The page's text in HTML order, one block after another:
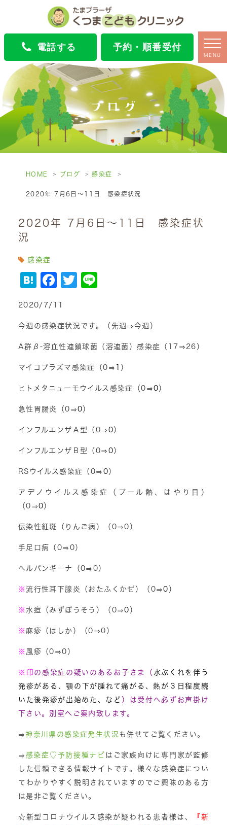
電話する 予約・順番受付
MENU
ブログ
HOME ブログ 感染症
2020年 7月6日～11日 感染症状況
2020年 7月6日～11日 感染症状
況
感染症
Hatena
Facebook
Twitter
2020/7/11
今週の感染症状況です。（先週⇒今週）
A群β-溶血性連鎖球菌（溶連菌）感染症（17⇒26）
マイコプラズマ感染症（0⇒ ）
ヒトメタニューモウイルス感染症（0⇒0 ）
急性胃腸炎（0⇒0 ）
インフルエンザＡ型（0⇒ 0 ）
インフルエンザＢ型（0⇒ 0 ）
RSウイルス感染症（0⇒ 0 ）
アデノウイルス感染症（プール熱、はやり目）
（0⇒0 ）
伝染性紅斑（りんご病）（0⇒0）
手足口病（0⇒0）
ヘルパンギーナ（0⇒0）
※流行性耳下腺炎（おたふくかぜ）（0⇒0 ）
※ 水痘（みずぼうそう）（0⇒0 ）
※ 麻疹（はしか）（0⇒0）
※ 風疹（0⇒0）
※ 印 の感染症の疑いのあるお子さま（ 水ぶくれを伴う
発疹がある、顎の下が腫れて痛がる、熱が３日程度続
いた後発疹が出始めた、など ）は受付へ必ずお声掛け
下さい。別室へご案内致します。
⇒神奈川県の感染症発生状況 も併せてご覧ください。
⇒ 感染症♡予防接種ナビ はご家族向けに専門家が監修
した信頼できる情報サイトです。様々な感染症につい
てわかりやすく説明されていますのでご興味のある方
は是非ご覧ください。
☆新型コロナウイルス感染が疑われる患者様は、
『新